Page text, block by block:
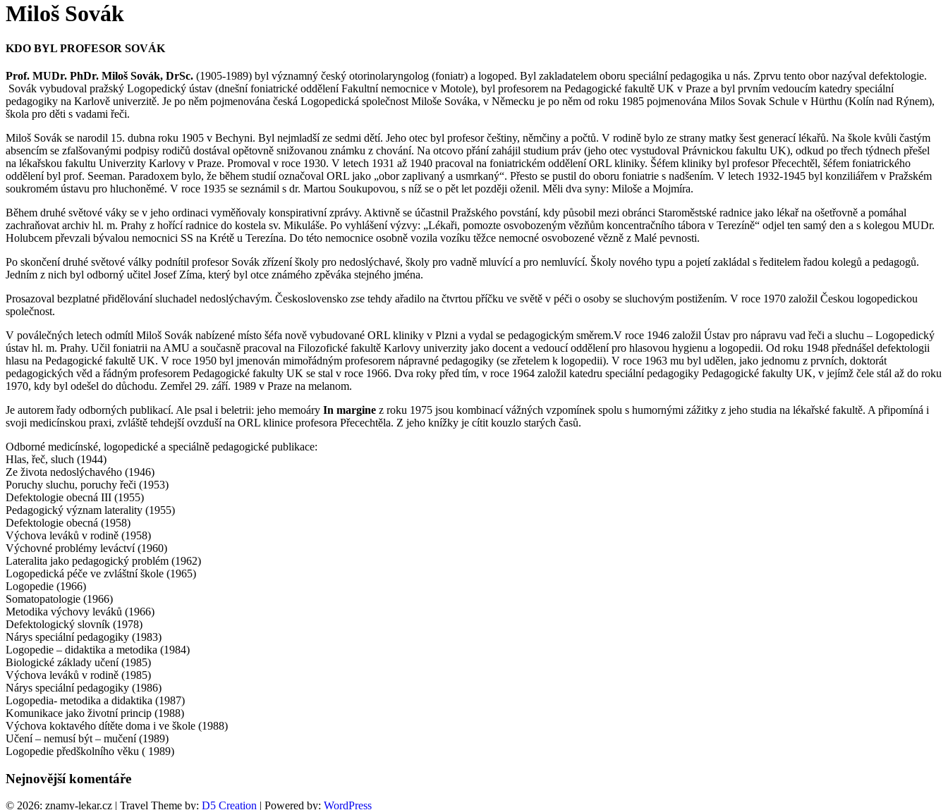
Miloš Sovák
KDO BYL PROFESOR SOVÁK
Prof. MUDr. PhDr. Miloš Sovák, DrSc. (1905-1989) byl významný český otorinolaryngolog (foniatr) a logoped. Byl zakladatelem oboru speciální pedagogika u nás. Zprvu tento obor nazýval defektologie.
Sovák vybudoval pražský Logopedický ústav (dnešní foniatrické oddělení Fakultní nemocnice v Motole), byl profesorem na Pedagogické fakultě UK v Praze a byl prvním vedoucím katedry speciální
pedagogiky na Karlově univerzitě. Je po něm pojmenována česká Logopedická společnost Miloše Sováka, v Německu je po něm od roku 1985 pojmenována Milos Sovak Schule v Hürthu (Kolín nad Rýnem),
škola pro děti s vadami řeči.
Miloš Sovák se narodil 15. dubna roku 1905 v Bechyni. Byl nejmladší ze sedmi dětí. Jeho otec byl profesor češtiny, němčiny a počtů. V rodině bylo ze strany matky šest generací lékařů. Na škole kvůli častým
absencím se zfalšovanými podpisy rodičů dostával opětovně snižovanou známku z chování. Na otcovo přání zahájil studium práv (jeho otec vystudoval Právnickou fakultu UK), odkud po třech týdnech přešel
na lékařskou fakultu Univerzity Karlovy v Praze. Promoval v roce 1930. V letech 1931 až 1940 pracoval na foniatrickém oddělení ORL kliniky. Šéfem kliniky byl profesor Přecechtěl, šéfem foniatrického
oddělení byl prof. Seeman. Paradoxem bylo, že během studií označoval ORL jako „obor zaplivaný a usmrkaný“. Přesto se pustil do oboru foniatrie s nadšením. V letech 1932-1945 byl konziliářem v Pražském
soukromém ústavu pro hluchoněmé. V roce 1935 se seznámil s dr. Martou Soukupovou, s níž se o pět let později oženil. Měli dva syny: Miloše a Mojmíra.
Během druhé světové váky se v jeho ordinaci vyměňovaly konspirativní zprávy. Aktivně se účastnil Pražského povstání, kdy působil mezi obránci Staroměstské radnice jako lékař na ošetřovně a pomáhal
zachraňovat archiv hl. m. Prahy z hořící radnice do kostela sv. Mikuláše. Po vyhlášení výzvy: „Lékaři, pomozte osvobozeným vězňům koncentračního tábora v Terezíně“ odjel ten samý den a s kolegou MUDr.
Holubcem převzali bývalou nemocnici SS na Krétě u Terezína. Do této nemocnice osobně vozila vozíku těžce nemocné osvobozené vězně z Malé pevnosti.
Po skončení druhé světové války podnítil profesor Sovák zřízení školy pro nedoslýchavé, školy pro vadně mluvící a pro nemluvící. Školy nového typu a pojetí zakládal s ředitelem řadou kolegů a pedagogů.
Jedním z nich byl odborný učitel Josef Zíma, který byl otce známého zpěváka stejného jména.
Prosazoval bezplatné přidělování sluchadel nedoslýchavým. Československo zse tehdy ařadilo na čtvrtou příčku ve světě v péči o osoby se sluchovým postižením. V roce 1970 založil Českou logopedickou
společnost.
V poválečných letech odmítl Miloš Sovák nabízené místo šéfa nově vybudované ORL kliniky v Plzni a vydal se pedagogickým směrem.V roce 1946 založil Ústav pro nápravu vad řeči a sluchu – Logopedický
ústav hl. m. Prahy. Učil foniatrii na AMU a současně pracoval na Filozofické fakultě Karlovy univerzity jako docent a vedoucí oddělení pro hlasovou hygienu a logopedii. Od roku 1948 přednášel defektologii
hlasu na Pedagogické fakultě UK. V roce 1950 byl jmenován mimořádným profesorem nápravné pedagogiky (se zřetelem k logopedii). V roce 1963 mu byl udělen, jako jednomu z prvních, doktorát
pedagogických věd a řádným profesorem Pedagogické fakulty UK se stal v roce 1966. Dva roky před tím, v roce 1964 založil katedru speciální pedagogiky Pedagogické fakulty UK, v jejímž čele stál až do roku
1970, kdy byl odešel do důchodu. Zemřel 29. září. 1989 v Praze na melanom.
Je autorem řady odborných publikací. Ale psal i beletrii: jeho memoáry In margine z roku 1975 jsou kombinací vážných vzpomínek spolu s humornými zážitky z jeho studia na lékařské fakultě. A připomíná i
svoji medicínskou praxi, zvláště tehdejší ovzduší na ORL klinice profesora Přecechtěla. Z jeho knížky je cítit kouzlo starých časů.
Odborné medicínské, logopedické a speciálně pedagogické publikace:
Hlas, řeč, sluch (1944)
Ze života nedoslýchavého (1946)
Poruchy sluchu, poruchy řeči (1953)
Defektologie obecná III (1955)
Pedagogický význam laterality (1955)
Defektologie obecná (1958)
Výchova leváků v rodině (1958)
Výchovné problémy leváctví (1960)
Lateralita jako pedagogický problém (1962)
Logopedická péče ve zvláštní škole (1965)
Logopedie (1966)
Somatopatologie (1966)
Metodika výchovy leváků (1966)
Defektologický slovník (1978)
Nárys speciální pedagogiky (1983)
Logopedie – didaktika a metodika (1984)
Biologické základy učení (1985)
Výchova leváků v rodině (1985)
Nárys speciální pedagogiky (1986)
Logopedia- metodika a didaktika (1987)
Komunikace jako životní princip (1988)
Výchova koktavého dítěte doma i ve škole (1988)
Učení – nemusí být – mučení (1989)
Logopedie předškolního věku ( 1989)
Nejnovější komentáře
© 2026: znamy-lekar.cz | Travel Theme by: D5 Creation | Powered by: WordPress